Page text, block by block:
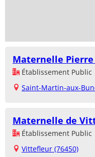
Maternelle Pierre
Établissement Public
Saint-Martin-aux-
Maternelle de
Établissement Public
Vittefleur (76450)